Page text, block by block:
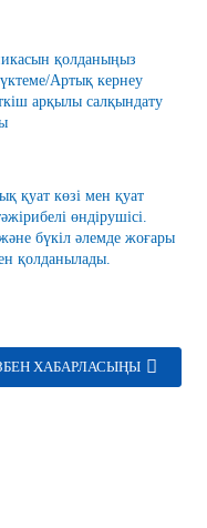
қолданыңыз
Артық кернеу
арқылы салқындату
қуат көзі мен қуат
өндірушісі.
бүкіл әлемде жоғары
қолданылады.
ХАБАРЛАСЫҢЫ